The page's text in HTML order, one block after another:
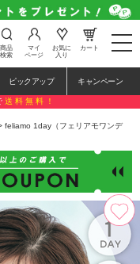
t
o
e
n
a
a
i
o
n
商品
検索
マイ
ページ
お気に
入り
カート
ピックアップ キャンペーン
送料無料！
feliamo 1day（フェリアモワンデ